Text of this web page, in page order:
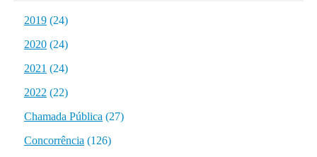
2019(24)
2020(24)
2021 (24)
2022 (22)
Chamada Pública (27)
Concorrência (126)